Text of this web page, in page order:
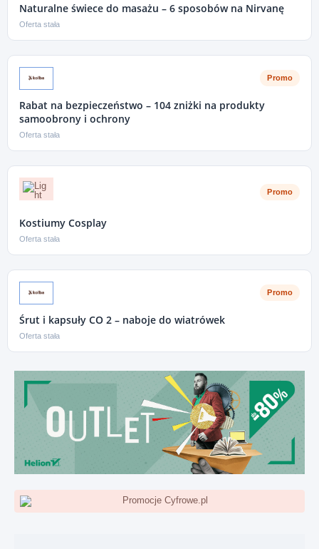
Naturalne świece do masażu – 6 sposobów na Nirvanę
Oferta stała
Promo
Rabat na bezpieczeństwo – 104 zniżki na produkty
samoobrony i ochrony
Oferta stała
Promo
Kostiumy Cosplay
Oferta stała
Promo
Śrut i kapsuły CO 2 – naboje do wiatrówek
Oferta stała